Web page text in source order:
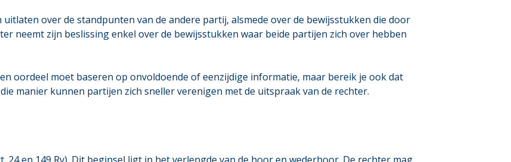
over de standpunten van de andere partij, alsmede over de bewijsstukken die door
neemt zijn beslissing enkel over de bewijsstukken waar beide partijen zich over hebben
oordeel moet baseren op onvoldoende of eenzijdige informatie, maar bereik je ook dat
manier kunnen partijen zich sneller verenigen met de uitspraak van de rechter.